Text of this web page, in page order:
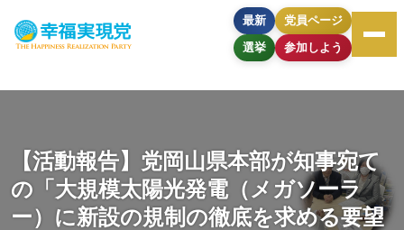
最新
選挙
党員ページ
参加しよう
【活動報告】党岡山県本部が知事宛て
の「大規模太陽光発電（メガソーラ
ー）に新設の規制の徹底を求める要望